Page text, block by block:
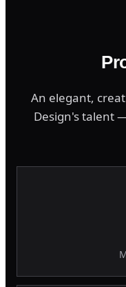
An elegant,
Design's talent